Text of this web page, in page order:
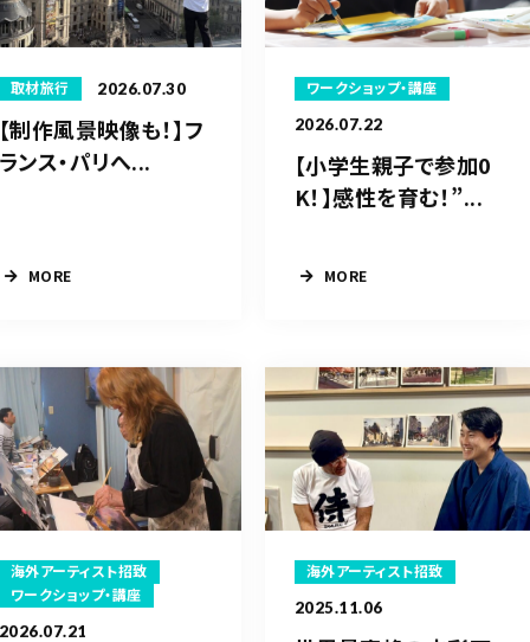
取材旅行 2026.07.30
【制作風景映像も！】フ
ランス・パリへ...
MORE
ワークショップ・講座
2026.07.22
【小学生親子で参加0
K！】感性を育む！”...
MORE
海外アーティスト招致
ワークショップ・講座
2026.07.21
海外アーティスト招致
2025.11.06